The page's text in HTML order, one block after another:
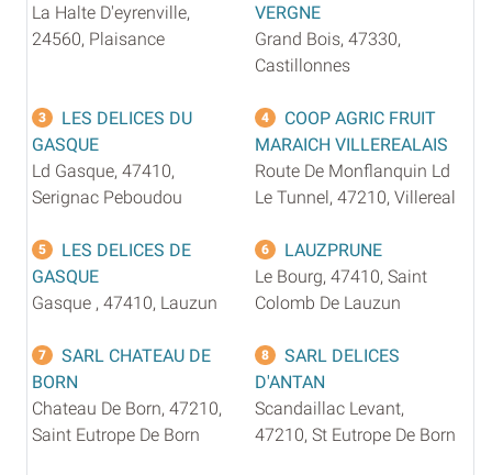
La Halte D'eyrenville,
24560, Plaisance
VERGNE
Grand Bois, 47330,
Castillonnes
3
LES DELICES DU
GASQUE
Ld Gasque, 47410,
Serignac Peboudou
4
COOP AGRIC FRUIT
MARAICH VILLEREALAIS
Route De Monflanquin Ld
Le Tunnel, 47210, Villereal
5
LES DELICES DE
GASQUE
Gasque , 47410, Lauzun
6
LAUZPRUNE
Le Bourg, 47410, Saint
Colomb De Lauzun
7
SARL CHATEAU DE
BORN
Chateau De Born, 47210,
Saint Eutrope De Born
8
SARL DELICES
D'ANTAN
Scandaillac Levant,
47210, St Eutrope De Born